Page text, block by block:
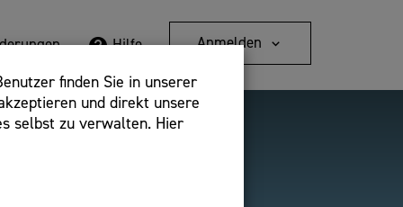
finden Sie in unserer
und direkt unsere
selbst zu verwalten. Hier
Hilfe Anmelden
Detailsuche